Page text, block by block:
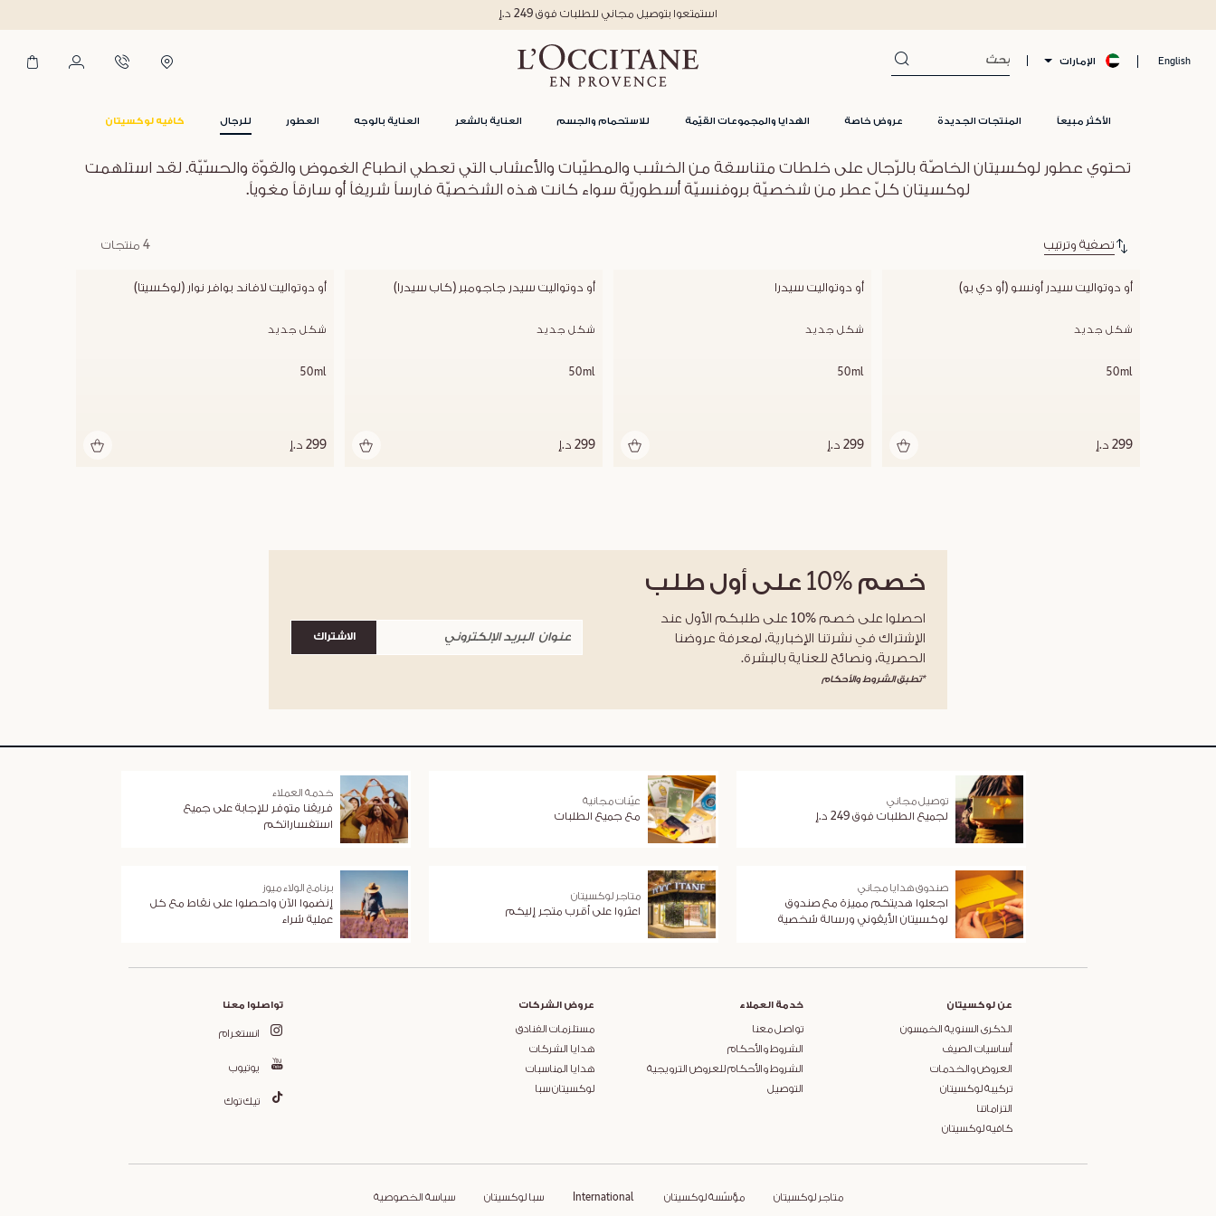
English الإمارات
الأكثر مبيعاً المنتجات الجديدة عروض خاصة الهدايا والمجموعات القيّمة للاستحمام والجسم العناية بالشعر العناية بالوجه العطور للرجال كافيه لوكسيتان
استمتعوا بتوصيل مجاني للطلبات فوق 249 د.إ
تحتوي عطور لوكسيتان الخاصّة بالرّجال على خلطات متناسقة من الخشب والمطيّبات والأعشاب التي تعطي انطباع الغموض والقوّة والحسّيّة. لقد استلهمت
لوكسيتان كلّ عطر من شخصيّة بروفنسيّة أسطوريّة سواء كانت هذه الشخصيّة فارساً شريفاً أو سارقاً مغوياً.
تصفية وترتيب 4 منتجات
أو دوتواليت سيدر أونسو (أو دي بو)
شكل جديد
50ml
299 د.إ
أو دوتواليت سيدرا
شكل جديد
50ml
299 د.إ
أو دوتواليت سيدر جاجومبر (كاب سيدرا)
شكل جديد
50ml
299 د.إ
أو دوتواليت لافاند بوافر نوار (لوكسيتا)
شكل جديد
50ml
299 د.إ
خصم %10 على أول طلب
احصلوا على خصم %10 على طلبكم الأول عند
الإشتراك في نشرتنا الإخبارية، لمعرفة عروضنا
الحصرية، ونصائح للعناية بالبشرة.
*تطبق الشروط والأحكام
الاشتراك
توصيل مجاني
لجميع الطلبات فوق 249 د.إ
عيّنات مجانية
مع جميع الطلبات
خدمة العملاء
فريقنا متوفر للإجابة على جميع
استفساراتكم
صندوق هدايا مجاني
اجعلوا هديتكم مميزة مع صندوق
لوكسيتان الأيقوني ورسالة شخصية
متاجر لوكسيتان
اعثروا على أقرب متجر إليكم
برنامج الولاء ميوز
إنضموا الآن واحصلوا على نقاط مع كل
عملية شراء
عن لوكسيتان
الذكرى السنوية الخمسون
أساسيات الصيف
العروض والخدمات
تركيبة لوكسيتان
التزاماتنا
كافيه لوكسيتان
خدمة العملاء
تواصل معنا
الشروط والأحكام
الشروط والأحكام للعروض الترويجية
التوصيل
عروض الشركات
مستلزمات الفنادق
هدايا الشركات
هدايا المناسبات
لوكسيتان سبا
تواصلوا معنا
انستغرام
يوتيوب
تيك توك
متاجر لوكسيتان مؤسّسة لوكسيتان International سبا لوكسيتان سياسة الخصوصية